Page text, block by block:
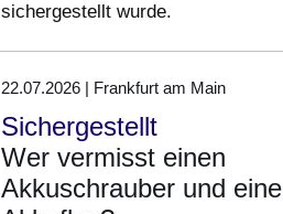
sichergestellt wurde.
22.07.2026 | Frankfurt am Main
Sichergestellt
Wer vermisst einen
Akkuschrauber und eine